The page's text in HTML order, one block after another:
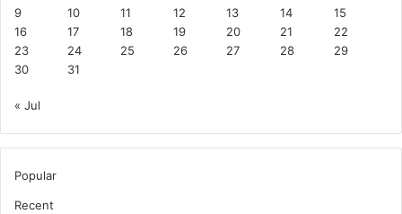
9
10 11 12 13 14
15
16
17 18 19 20 21
22
23
24 25 26 27 28
29
30
31
« Jul
Popular
Recent